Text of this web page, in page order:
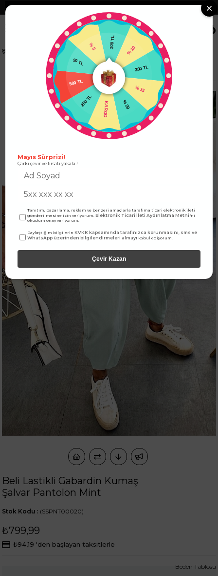
❯
0
KADIN ALT GİYİM PANTOLON
Beli Lastikli Gabardin Kumaş Şalvar Pantolon Mint
Beli Lastikli Gabardin Kumaş
Şalvar Pantolon Mint
(SSPNT00020)
Stok Kodu
₺799,99
₺94,19 'den başlayan taksitlerle
Beden Tablosu
100 TL
% 10
200 TL
% 15
% 20
KARGO
250 TL
500 TL
50 TL
% 5
Mayıs Sürprizi!
Çarkı çevir ve fırsatı yakala !
Tanıtım, pazarlama, reklam ve benzeri amaçlarla tarafıma ticari elektronik ileti
gönderilmesine izin veriyorum.Elektronik Ticari İleti Aydınlatma Metni 'ni
okudum onay veriyorum.
Paylaştığım bilgilerinKVKK kapsamında tarafınızca korunmasını, sms ve
WhatsApp üzerinden bilgilendirmeleri almayı kabul ediyorum.
Çevir Kazan